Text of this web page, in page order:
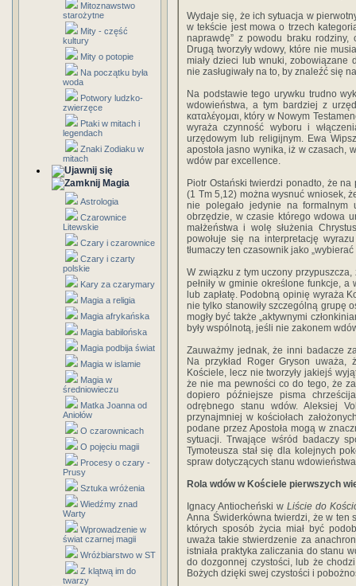
Mitoznawstwo
starożytne
Mity - część
kultury
Mity o potopie
Na początku była
woda
Potwory ludzko-
zwierzęce
Ptaki w mitach i
legendach
Znaki Zodiaku w
mitach
Magia
Astrologia
Czarownice
Litewskie
Czary i czarownice
Czary i czarty
polskie
Kary za czarymary
Magia a religia
Magia afrykańska
Magia babilońska
Magia podbija świat
Magia w islamie
Magia w
średniowieczu
Matka Joanna od
Aniołów
O czarownicach
O pojęciu magii
Procesy o czary -
Prusy
Sztuka wróżenia
Wiedźmy znad
Warty
Wprowadzenie w
świat czarnej magii
Wróżbiarstwo w ST
Z klątwą im do
twarzy
Wydaje się, że ich sytuacja w
w tekście jest mowa o trzech
naprawdę” z powodu braku rodziny,
Drugą tworzyły wdowy, które nie
miały dzieci lub wnuki, zobowiązane
nie zasługiwały na to, by znaleźć się
Na podstawie tego urywku trudno
wdowieństwa, a tym bardziej z
καταλέγομαι, który w Nowym
wyraża czynność wyboru i
urzędowym lub religijnym. Ewa
apostoła jasno wynika, iż w czasach,
wdów par excellence.
Piotr Ostański twierdzi ponadto, że na
(1 Tm 5,12) można wysnuć wniosek,
nie polegało jedynie na
obrzędzie, w czasie którego wdowa
małżeństwa i wolę służenia
powołuje się na interpretację
tłumaczy ten czasownik jako „wybierać
W związku z tym uczony przypuszcza,
pełniły w gminie określone funkcje, a
lub zapłatę. Podobną opinię wyraża
nie tylko stanowiły szczególną grupę
mogły być także „aktywnymi
były wspólnotą, jeśli nie zakonem
Zauważmy jednak, że inni badacze
Na przykład Roger Gryson uważa,
Kościele, lecz nie tworzyły jakiejś
że nie ma pewności co do tego, że
dopiero późniejsze pisma
odrębnego stanu wdów. Aleksiej
przynajmniej w kościołach
podane przez Apostoła mogą w
sytuacji. Trwające wśród badaczy
Tymoteusza stał się dla kolejnych
spraw dotyczących stanu
Rola wdów w Kościele pierwszych
Ignacy Antiocheński wLiście do
Anna Świderkówna twierdzi, że w ten
których sposób życia miał być
uważa takie stwierdzenie za
istniała praktyka zaliczania do stanu
do dozgonnej czystości, lub że
Bożych dzięki swej czystości i